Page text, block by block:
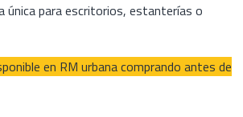
única para escritorios, estanterías o
en RM urbana comprando antes de